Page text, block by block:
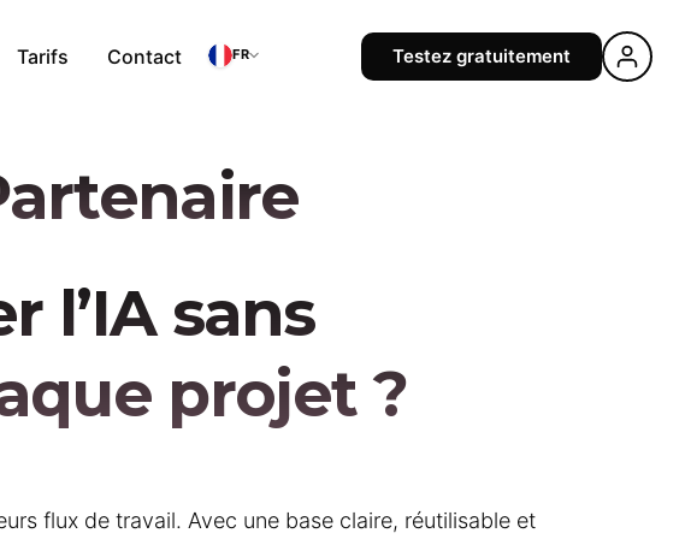
bases
Tarifs Contact FR Testez gratuitement
l’IA sans
projet ?
flux de travail. Avec une base claire, réutilisable et